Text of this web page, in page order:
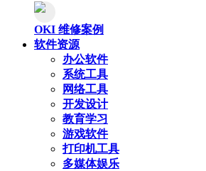
OKI 维修案例
软件资源
办公软件
系统工具
网络工具
开发设计
教育学习
游戏软件
打印机工具
多媒体娱乐